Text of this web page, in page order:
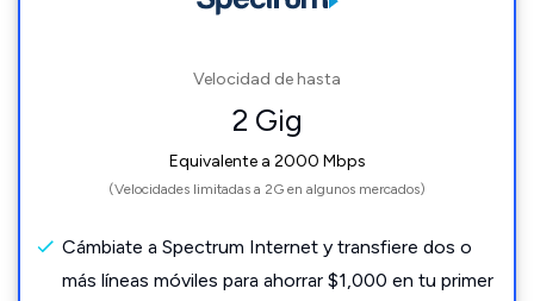
Velocidad de hasta
2 Gig
Equivalente a 2000 Mbps
(Velocidades limitadas a 2G en algunos mercados)
Cámbiate a Spectrum Internet y transfiere dos o
más líneas móviles para ahorrar $1,000 en tu primer